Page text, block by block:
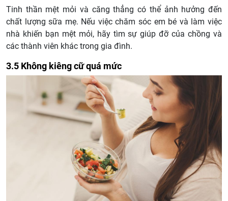
Tinh thần mệt mỏi và căng thẳng có thể ảnh hưởng đến
chất lượng sữa mẹ. Nếu việc chăm sóc em bé và làm việc
nhà khiến bạn mệt mỏi, hãy tìm sự giúp đỡ của chồng và
các thành viên khác trong gia đình.
3.5 Không kiêng cữ quá mức